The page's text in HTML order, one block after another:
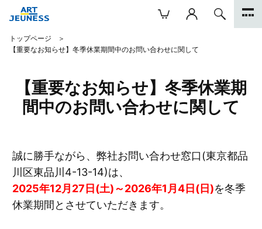
トップページ
【重要なお知らせ】冬季休業期間中のお問い合わせに関して
【重要なお知らせ】冬季休業期
間中のお問い合わせに関して
誠に勝手ながら、弊社お問い合わせ窓口(東京都品
川区東品川4-13-14)は、
2025年12月27日(土)～2026年1月4日(日)を冬季
休業期間とさせていただきます。